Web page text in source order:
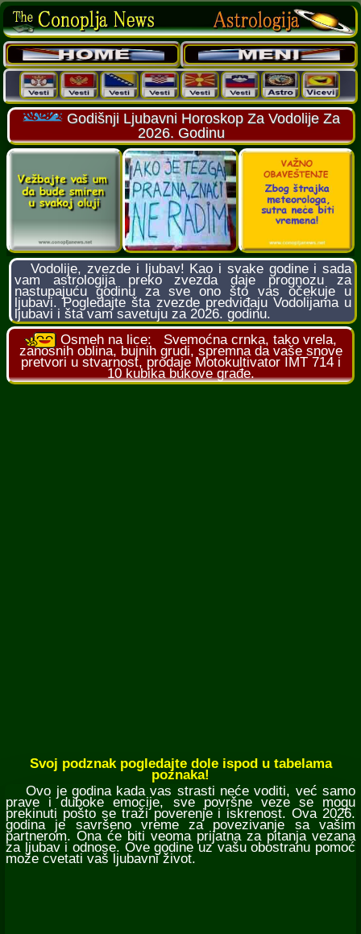
Godišnji Ljubavni Horoskop Za Vodolije Za
2026. Godinu
Vodolije, zvezde i ljubav! Kao i svake godine i sada
vam astrologija preko zvezda daje prognozu za
nastupajuću godinu za sve ono što vas očekuje u
ljubavi. Pogledajte šta zvezde predviđaju Vodolijama u
ljubavi i šta vam savetuju za 2026. godinu.
Osmeh na lice: Svemoćna crnka, tako vrela,
zanosnih oblina, bujnih grudi, spremna da vaše snove
pretvori u stvarnost, prodaje Motokultivator IMT 714 i
10 kubika bukove građe.
Svoj podznak pogledajte dole ispod u tabelama
poznaka!
Ovo je godina kada vas strasti neće voditi, već samo
prave i duboke emocije, sve površne veze se mogu
prekinuti pošto se traži poverenje i iskrenost. Ova 2026.
godina je savršeno vreme za povezivanje sa vašim
partnerom. Ona će biti veoma prijatna za pitanja vezana
za ljubav i odnose. Ove godine uz vašu obostranu pomoć
može cvetati vaš ljubavni život.